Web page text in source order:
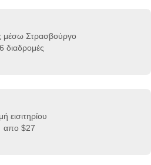
μέσω Στρασβούργο
διαδρομές
εισιτηρίου
απο $27